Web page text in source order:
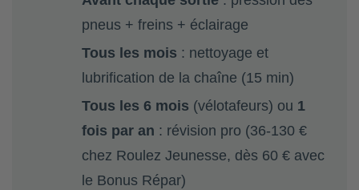
pneus + freins + éclairage
Tous les mois : nettoyage et
lubrification de la chaîne (15 min)
Tous les 6 mois (vélotafeurs) ou 1
fois par an : révision pro (36-130 €
chez Roulez Jeunesse, dès 60 € avec
le Bonus Répar)